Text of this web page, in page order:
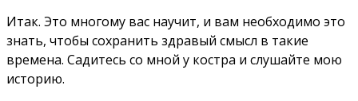
Итак. Это многому вас научит, и вам необходимо это
знать, чтобы сохранить здравый смысл в такие
времена. Садитесь со мной у костра и слушайте мою
историю.